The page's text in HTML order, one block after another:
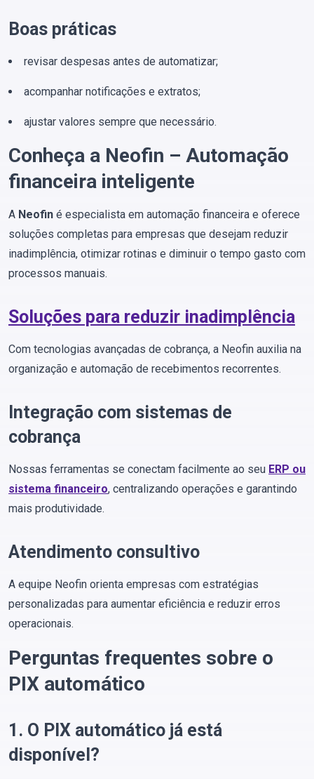
Boas práticas
revisar despesas antes de automatizar;
acompanhar notificações e extratos;
ajustar valores sempre que necessário.
Conheça a Neofin – Automação
financeira inteligente
A Neofin é especialista em automação financeira e oferece
soluções completas para empresas que desejam reduzir
inadimplência, otimizar rotinas e diminuir o tempo gasto com
processos manuais.
Soluções para reduzir inadimplência
Com tecnologias avançadas de cobrança, a Neofin auxilia na
organização e automação de recebimentos recorrentes.
Integração com sistemas de
cobrança
Nossas ferramentas se conectam facilmente ao seu ERP ou
sistema financeiro, centralizando operações e garantindo
mais produtividade.
Atendimento consultivo
A equipe Neofin orienta empresas com estratégias
personalizadas para aumentar eficiência e reduzir erros
operacionais.
Perguntas frequentes sobre o
PIX automático
1. O PIX automático já está
disponível?